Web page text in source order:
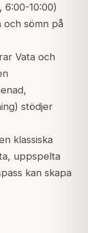
6:00-10:00)
sömn på
Vata och
stödjer
klassiska
uppspelta
kan skapa